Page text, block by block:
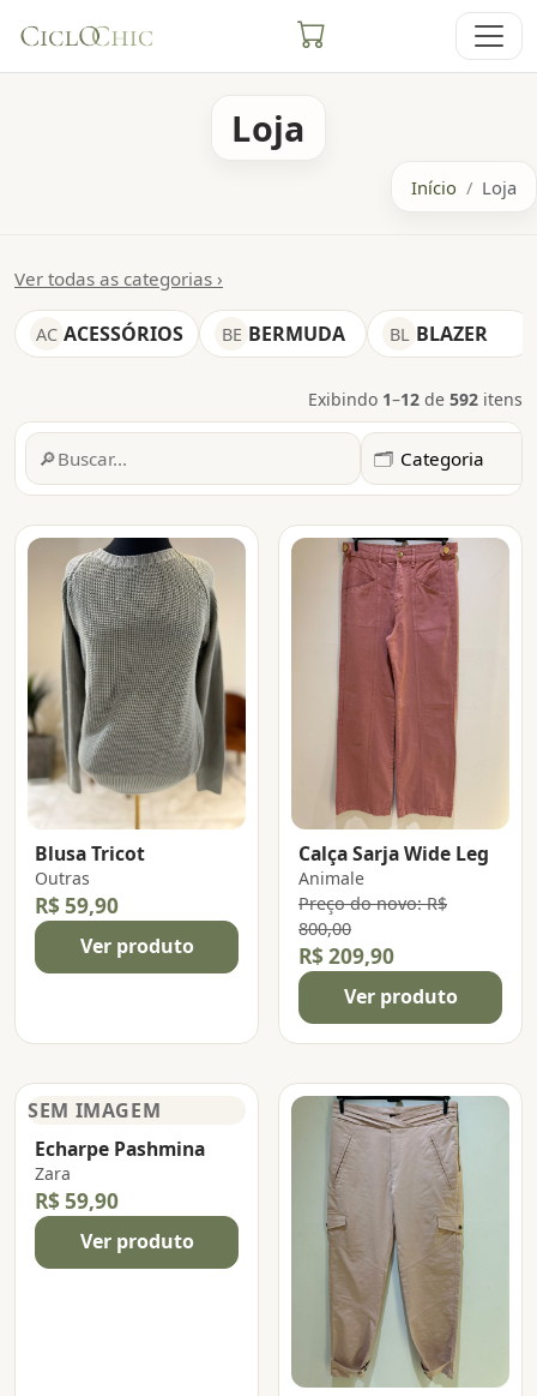
Loja
Início Loja
Ver todas as categorias ›
AC ACESSÓRIOS BE BERMUDA BL BLAZER
Exibindo 1–12 de 592 itens
🔎 🗂️
Blusa Tricot
Outras
R$ 59,90
Ver produto
Calça Sarja Wide Leg
Animale
Preço do novo: R$
800,00
R$ 209,90
Ver produto
Echarpe Pashmina
Zara
R$ 59,90
Ver produto